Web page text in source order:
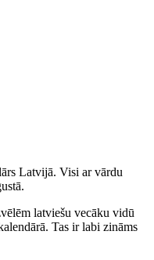
Latvijā. Visi ar vārdu
latviešu vecāku vidū
Tas ir labi zināms